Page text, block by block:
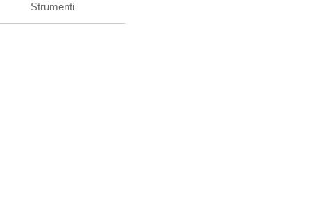
Strumenti